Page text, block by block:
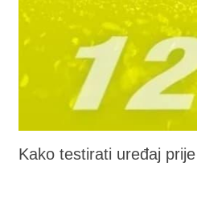
Kako testirati uređaj